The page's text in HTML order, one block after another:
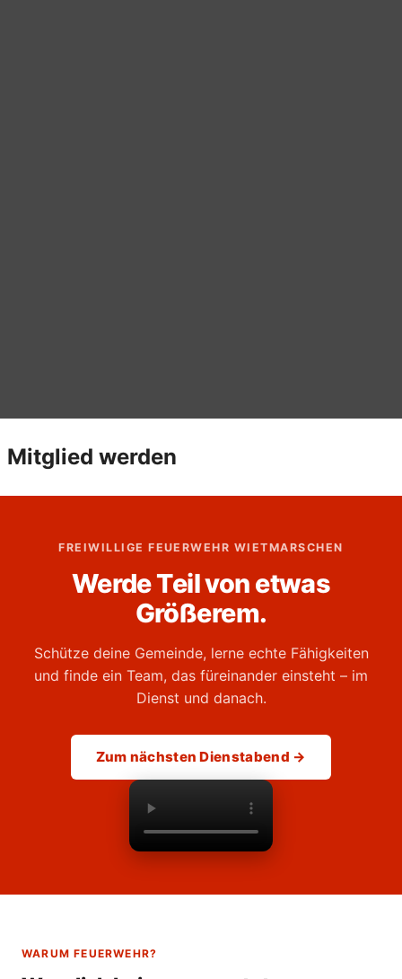
Mitglied werden
FREIWILLIGE FEUERWEHR WIETMARSCHEN
Werde Teil von etwas
Größerem.
Schütze deine Gemeinde, lerne echte Fähigkeiten
und finde ein Team, das füreinander einsteht – im
Dienst und danach.
Zum nächsten Dienstabend →
WARUM FEUERWEHR?